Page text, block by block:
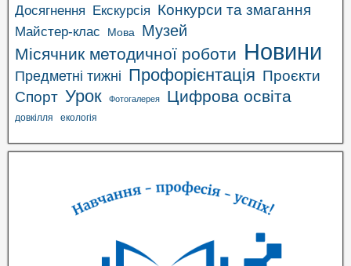
Досягнення Екскурсія Конкурси та змагання
Майстер-клас Мова Музей
Місячник методичної роботи Новини
Предметні тижні Профорієнтація Проєкти
Спорт Урок Фотогалерея Цифрова освіта
довкілля екологія